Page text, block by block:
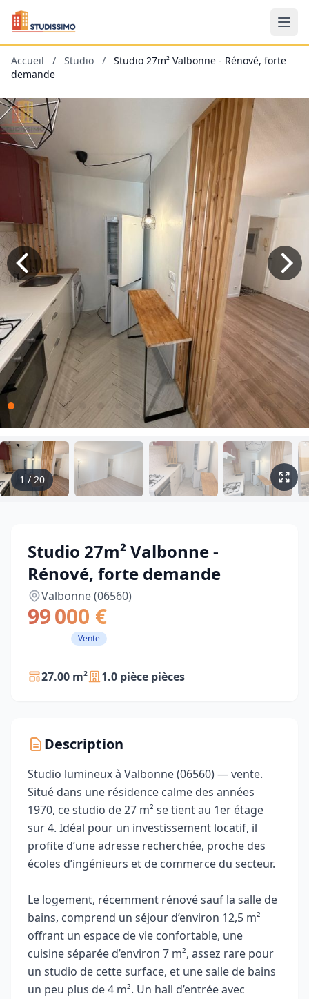
Accueil / Studio /
Studio 27m² Valbonne - Rénové, forte
demande
1 / 20
Studio 27m² Valbonne -
Rénové, forte demande
Valbonne (06560)
99 000 €
Vente
27.00 m² 1.0 pièce pièces
Description
Studio lumineux à Valbonne (06560) — vente.
Situé dans une résidence calme des années
1970, ce studio de 27 m² se tient au 1er étage
sur 4. Idéal pour un investissement locatif, il
profite d’une adresse recherchée, proche des
écoles d’ingénieurs et de commerce du secteur.
Le logement, récemment rénové sauf la salle de
bains, comprend un séjour d’environ 12,5 m²
offrant un espace de vie confortable, une
cuisine séparée d’environ 7 m², assez rare pour
un studio de cette surface, et une salle de bains
un peu plus de 4 m². Un hall d’entrée avec